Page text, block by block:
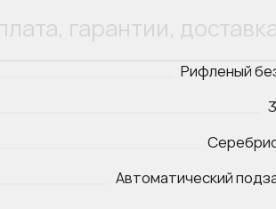
гарантии,
Рифленый
Автоматический